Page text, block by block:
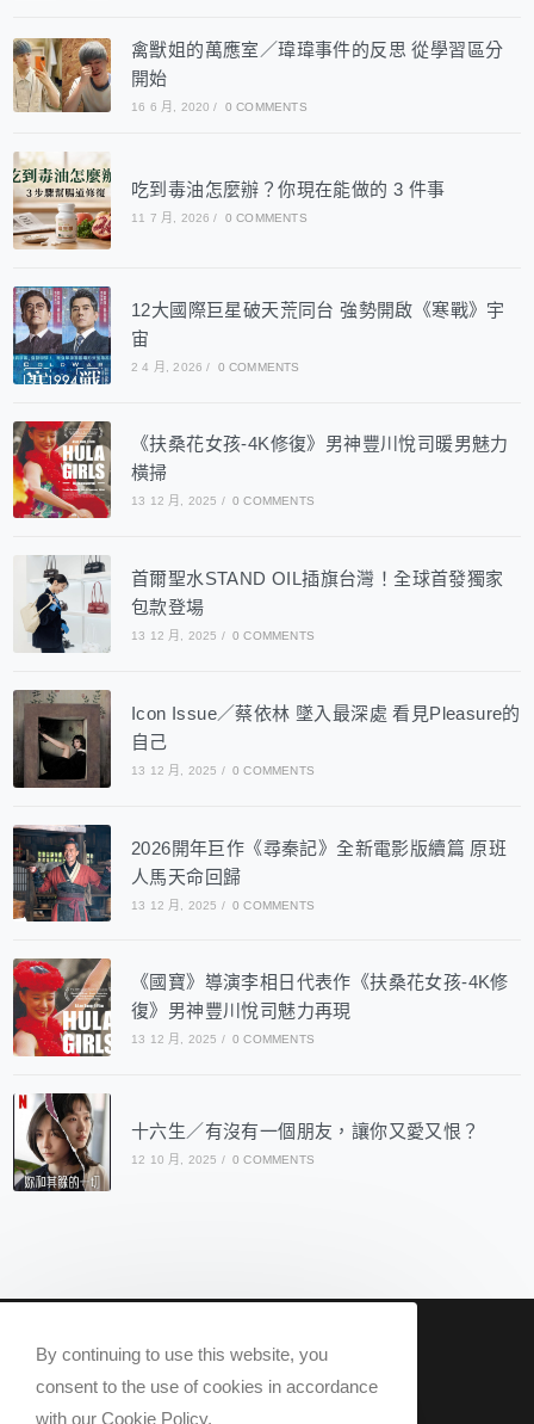
禽獸姐的萬應室／瑋瑋事件的反思 從學習區分
開始
16 6 月, 2020 / 0 COMMENTS
吃到毒油怎麼辦？你現在能做的 3 件事
11 7 月, 2026 / 0 COMMENTS
12大國際巨星破天荒同台 強勢開啟《寒戰》宇
宙
2 4 月, 2026 / 0 COMMENTS
《扶桑花女孩-4K修復》男神豐川悅司暖男魅力
橫掃
13 12 月, 2025 / 0 COMMENTS
首爾聖水STAND OIL插旗台灣！全球首發獨家
包款登場
13 12 月, 2025 / 0 COMMENTS
Icon Issue／蔡依林 墜入最深處 看見Pleasure的
自己
13 12 月, 2025 / 0 COMMENTS
2026開年巨作《尋秦記》全新電影版續篇 原班
人馬天命回歸
13 12 月, 2025 / 0 COMMENTS
《國寶》導演李相日代表作《扶桑花女孩-4K修
復》男神豐川悅司魅力再現
13 12 月, 2025 / 0 COMMENTS
十六生／有沒有一個朋友，讓你又愛又恨？
12 10 月, 2025 / 0 COMMENTS
Now Q 2020 @ All rights reserved.
By continuing to use this website, you
consent to the use of cookies in accordance
with our Cookie Policy.